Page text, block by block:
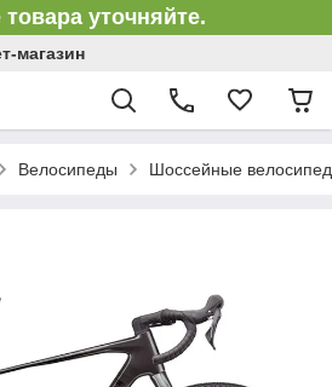
уточняйте.
магазин
Велосипеды Шоссейные